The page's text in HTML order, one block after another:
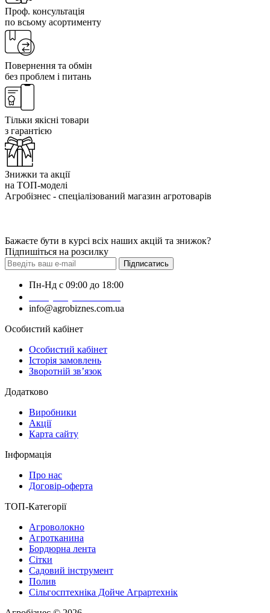
Проф. консультація
по всьому асортименту
Повернення та обмін
без проблем і питань
Тільки якісні товари
з гарантією
Знижки та акції
на ТОП-моделі
Агробізнес - спеціалізований магазин агротоварів
Бажаєте бути в курсі всіх наших акцій та знижок?
Підпишіться на розсилку
Підписатись
Пн-Нд с 09:00 до 18:00
info@agrobiznes.com.ua
Особистий кабінет
Особистий кабінет
Історія замовлень
Зворотній зв’язок
Додатково
Виробники
Акції
Карта сайту
Інформація
Про нас
Договір-оферта
ТОП-Категорії
Агроволокно
Агротканина
Бордюрна лента
Сітки
Садовий інструмент
Полив
Сільгосптехніка Дойче Аграртехнік